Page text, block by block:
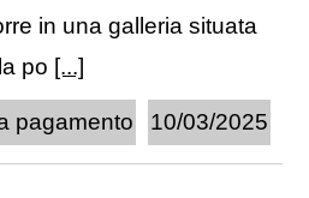
in una galleria situata
po [...]
10/03/2025
pagamento